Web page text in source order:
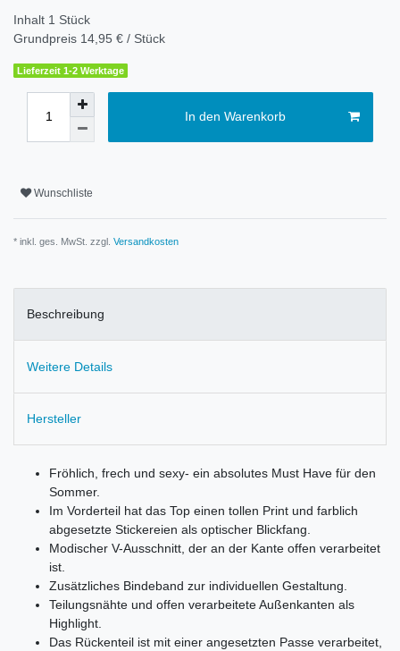
Inhalt 1 Stück
Grundpreis 14,95 € / Stück
Lieferzeit 1-2 Werktage
In den Warenkorb
Wunschliste
* inkl. ges. MwSt. zzgl. Versandkosten
Beschreibung
Weitere Details
Hersteller
Fröhlich, frech und sexy- ein absolutes Must Have für den
Sommer.
Im Vorderteil hat das Top einen tollen Print und farblich
abgesetzte Stickereien als optischer Blickfang.
Modischer V-Ausschnitt, der an der Kante offen verarbeitet
ist.
Zusätzliches Bindeband zur individuellen Gestaltung.
Teilungsnähte und offen verarbeitete Außenkanten als
Highlight.
Das Rückenteil ist mit einer angesetzten Passe verarbeitet,